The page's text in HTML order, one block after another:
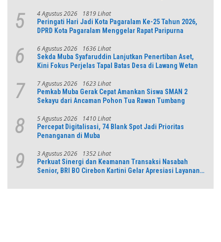
5 4 Agustus 2026 1819 Lihat
Peringati Hari Jadi Kota Pagaralam Ke-25 Tahun 2026,
DPRD Kota Pagaralam Menggelar Rapat Paripurna
6 6 Agustus 2026 1636 Lihat
Sekda Muba Syafaruddin Lanjutkan Penertiban Aset,
Kini Fokus Perjelas Tapal Batas Desa di Lawang Wetan
7 7 Agustus 2026 1623 Lihat
Pemkab Muba Gerak Cepat Amankan Siswa SMAN 2
Sekayu dari Ancaman Pohon Tua Rawan Tumbang
8 5 Agustus 2026 1410 Lihat
Percepat Digitalisasi, 74 Blank Spot Jadi Prioritas
Penanganan di Muba
9 3 Agustus 2026 1352 Lihat
Perkuat Sinergi dan Keamanan Transaksi Nasabah
Senior, BRI BO Cirebon Kartini Gelar Apresiasi Layanan